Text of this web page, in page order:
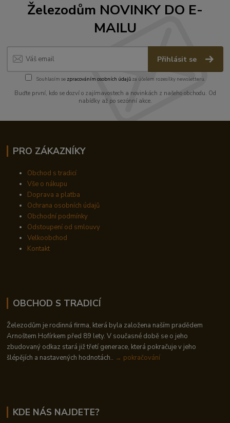
Železodům NOVINKY DO E-
MAILU
Přihlásit se
Souhlasím se zpracováním osobních údajůza účelem rozesílky newsletteru.
Buďte první, kdo se dozví o zajímavostech a novinkách z našeho obchodu. Od
nabídky až po sezónní akce.
PRO ZÁKAZNÍKY
Obchod s tradicí
Vše o nákupu
Doprava a platba
Ochrana osobních údajů
Obchodní podmínky
Odstoupení od smlouvy
Velkoobchod
Kontakt
OBCHOD S TRADICÍ
Železodům je rodinná firma, která byla založena naším pradědem
Arnoštem Hofírkem před 89 lety. V současné době se o jeho
zbudovaný odkaz stará již třetí generace, která pokračuje v jeho
šlépějích a nastavených hodnotách.. → pokračování
KDE NÁS NAJDETE?